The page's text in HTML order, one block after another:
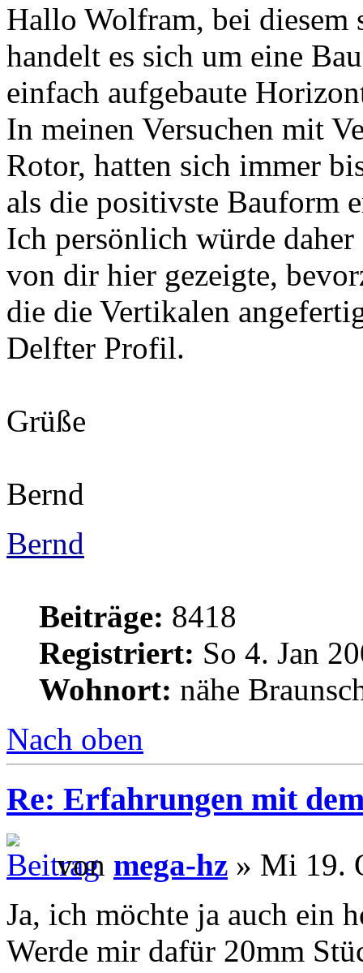
Hallo Wolfram, bei diesem
handelt es sich um eine
einfach aufgebaute
In meinen Versuchen mit
Rotor, hatten sich immer
als die positivste Bauform
Ich persönlich würde
von dir hier gezeigte,
die die Vertikalen
Delfter Profil.
Grüße
Bernd
Bernd
Beiträge: 8418
Registriert: So 4. Jan
Wohnort: nähe
Nach oben
Re: Erfahrungen mit
von mega-hz » Mi 19.
Ja, ich möchte ja auch ein
Werde mir dafür 20mm